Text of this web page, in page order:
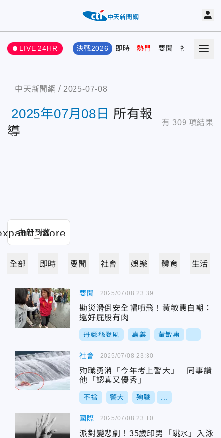
LIVE 24HR 決戰2026 即時 熱門 要聞 社會 娛樂
中天新聞網 2025-07-08
2025年07月08日 所有報
導
有 309 項結果
全部 即時 要聞 社會 娛樂 體育 生活
要聞
勘災滑倒安全帽噴飛！黃敏惠自嘲：
還好屁股有肉
丹娜絲颱風 嘉義 黃敏惠
2025/07/08 23:39
社會
殉職勇消「今年考上警大」 同事讚
他「認真又優秀」
不捨 警大 殉職
2025/07/08 23:30
國際
派對變悲劇！35歲印男「跳水」入泳
2025/07/08 23:10